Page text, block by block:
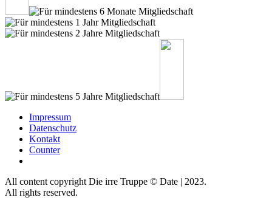
Impressum
Datenschutz
Kontakt
Counter
All content copyright Die irre Truppe © Date | 2023.
All rights reserved.